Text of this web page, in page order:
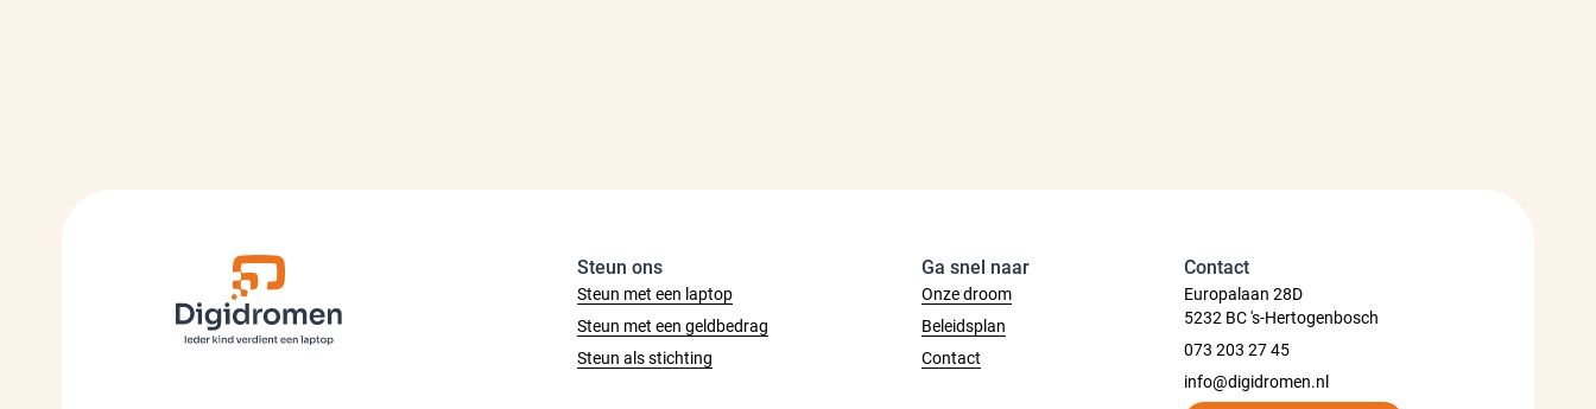
Steun ons
Steun met een laptop
Steun met een geldbedrag
Steun als stichting
Ga snel naar
Onze droom
Beleidsplan
Contact
Contact
Europalaan 28D
5232 BC 's-Hertogenbosch
073 203 27 45
info@digidromen.nl